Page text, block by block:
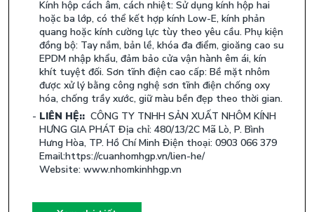
Kính hộp cách âm, cách nhiệt: Sử dụng kính hộp hai
hoặc ba lớp, có thể kết hợp kính Low-E, kính phản
quang hoặc kính cường lực tùy theo yêu cầu. Phụ kiện
đồng bộ: Tay nắm, bản lề, khóa đa điểm, gioăng cao su
EPDM nhập khẩu, đảm bảo cửa vận hành êm ái, kín
khít tuyệt đối. Sơn tĩnh điện cao cấp: Bề mặt nhôm
được xử lý bằng công nghệ sơn tĩnh điện chống oxy
hóa, chống trầy xước, giữ màu bền đẹp theo thời gian.
LIÊN HỆ:: CÔNG TY TNHH SẢN XUẤT NHÔM KÍNH
HƯNG GIA PHÁT Địa chỉ: 480/13/2C Mã Lò, P. Bình
Hưng Hòa, TP. Hồ Chí Minh Điện thoại: 0903 066 379
Email:https://cuanhomhgp.vn/lien-he/
Website: www.nhomkinhhgp.vn